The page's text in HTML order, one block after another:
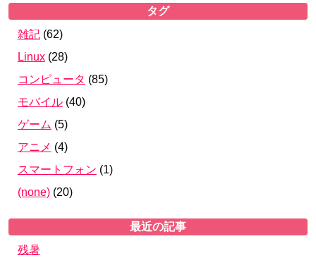
タグ
雑記 (62)
Linux (28)
コンピュータ (85)
モバイル (40)
ゲーム (5)
アニメ (4)
スマートフォン (1)
(none) (20)
最近の記事
残暑